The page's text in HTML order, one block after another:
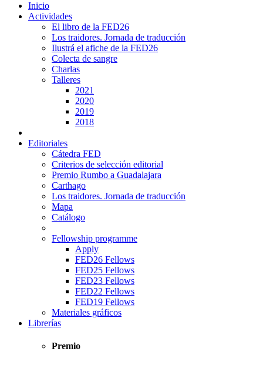
Inicio
Actividades
El libro de la FED26
Los traidores. Jornada de traducción
Ilustrá el afiche de la FED26
Colecta de sangre
Charlas
Talleres
2021
2020
2019
2018
Editoriales
Cátedra FED
Criterios de selección editorial
Premio Rumbo a Guadalajara
Carthago
Los traidores. Jornada de traducción
Mapa
Catálogo
Fellowship programme
Apply
FED26 Fellows
FED25 Fellows
FED23 Fellows
FED22 Fellows
FED19 Fellows
Materiales gráficos
Librerías
Premio